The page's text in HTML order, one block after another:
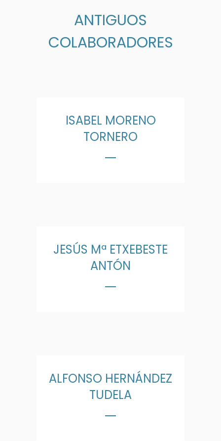
ANTIGUOS
COLABORADORES
ISABEL MORENO
TORNERO
JESÚS Mª ETXEBESTE
ANTÓN
ALFONSO HERNÁNDEZ
TUDELA